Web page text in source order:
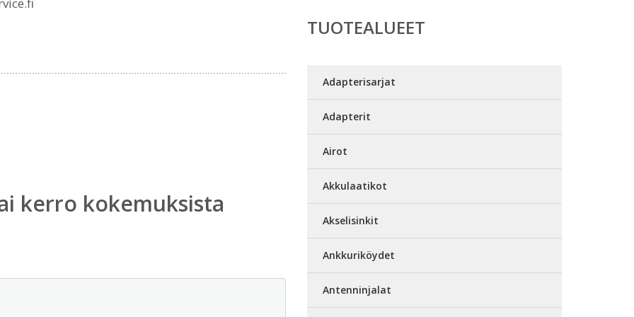
kerro kokemuksista
TUOTEALUEET
Adapterisarjat
Adapterit
Airot
Akkulaatikot
Akselisinkit
Ankkuriköydet
Antenninjalat